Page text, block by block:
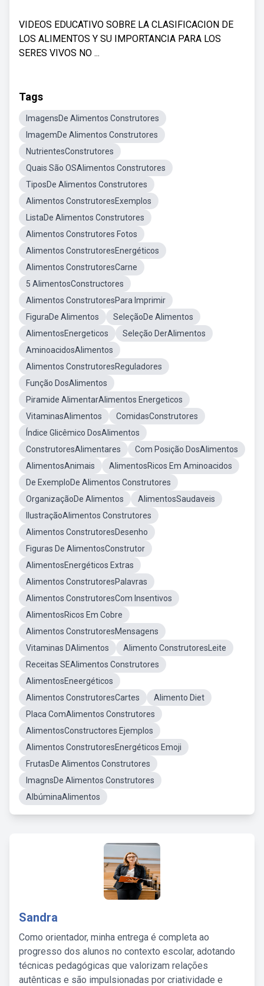
VIDEOS EDUCATIVO SOBRE LA CLASIFICACION DE
LOS ALIMENTOS Y SU IMPORTANCIA PARA LOS
SERES VIVOS NO ...
Tags
ImagensDe Alimentos Construtores
ImagemDe Alimentos Construtores
NutrientesConstrutores
Quais São OSAlimentos Construtores
TiposDe Alimentos Construtores
Alimentos ConstrutoresExemplos
ListaDe Alimentos Construtores
Alimentos Construtores Fotos
Alimentos ConstrutoresEnergéticos
Alimentos ConstrutoresCarne
5 AlimentosConstructores
Alimentos ConstrutoresPara Imprimir
FiguraDe Alimentos
SeleçãoDe Alimentos
AlimentosEnergeticos
Seleção DerAlimentos
AminoacidosAlimentos
Alimentos ConstrutoresReguladores
Função DosAlimentos
Piramide AlimentarAlimentos Energeticos
VitaminasAlimentos
ComidasConstrutores
Índice Glicêmico DosAlimentos
ConstrutoresAlimentares
Com Posição DosAlimentos
AlimentosAnimais
AlimentosRicos Em Aminoacidos
De ExemploDe Alimentos Construtores
OrganizaçãoDe Alimentos
AlimentosSaudaveis
IlustraçãoAlimentos Construtores
Alimentos ConstrutoresDesenho
Figuras De AlimentosConstrutor
AlimentosEnergéticos Extras
Alimentos ConstrutoresPalavras
Alimentos ConstrutoresCom Insentivos
AlimentosRicos Em Cobre
Alimentos ConstrutoresMensagens
Vitaminas DAlimentos
Alimento ConstrutoresLeite
Receitas SEAlimentos Construtores
AlimentosEneergéticos
Alimentos ConstrutoresCartes
Alimento Diet
Placa ComAlimentos Construtores
AlimentosConstructores Ejemplos
Alimentos ConstrutoresEnergéticos Emoji
FrutasDe Alimentos Construtores
ImagnsDe Alimentos Construtores
AlbúminaAlimentos
Sandra
Como orientador, minha entrega é completa ao
progresso dos alunos no contexto escolar, adotando
técnicas pedagógicas que valorizam relações
autênticas e são impulsionadas por criatividade e